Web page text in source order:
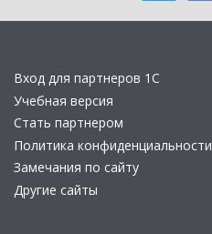
Вход для партнеров 1С
Учебная версия
Стать партнером
Политика конфиденциальности
Замечания по сайту
Другие сайты